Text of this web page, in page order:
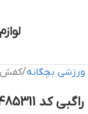
بچگانه کفش
کفش ملی